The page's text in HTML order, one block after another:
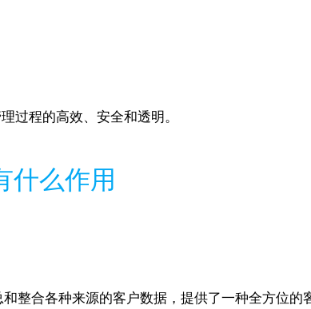
过程的高效、安全和透明。
什么作用
整合各种来源的客户数据，提供了一种全方位的